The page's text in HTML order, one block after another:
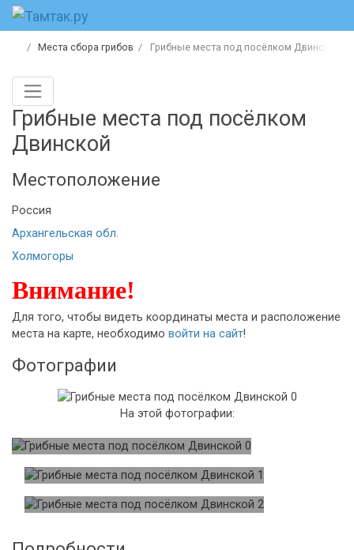
Места сбора грибов Грибные места под посёлком Двинской
Грибные места под посёлком
Двинской
Местоположение
Россия
Архангельская обл.
Холмогоры
Внимание!
Для того, чтобы видеть координаты места и расположение
места на карте, необходимо войти на сайт!
Фотографии
На этой фотографии: